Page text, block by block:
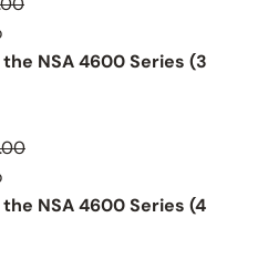
NSA 4600 Series (3
NSA 4600 Series (4